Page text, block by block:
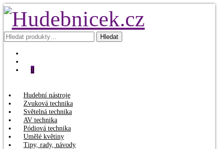
Hledat: Hledat
0
Hudební nástroje
Zvuková technika
Světelná technika
AV technika
Pódiová technika
Umělé květiny
Tipy, rady, návody